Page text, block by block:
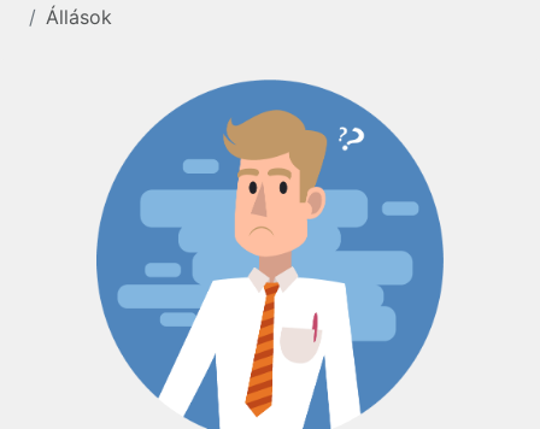
Állások